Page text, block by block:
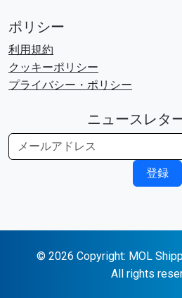
ポリシー
利用規約
クッキーポリシー
プライバシー・ポリシー
ニュースレタ
登録
© 2026 Copyright: MOL
All rights